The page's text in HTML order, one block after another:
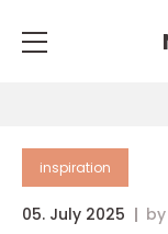
inspiration
05. July 2025 by